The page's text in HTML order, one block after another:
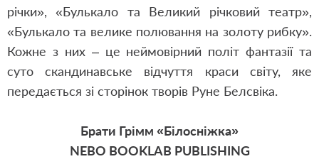
річки», «Булькало та Великий річковий театр»,
«Булькало та велике полювання на золоту рибку».
Кожне з них ‒ це неймовірний політ фантазії та
суто скандинавське відчуття краси світу, яке
передається зі сторінок творів Руне Белсвіка.
Брати Грімм «Білосніжка»
NEBO BOOKLAB PUBLISHING